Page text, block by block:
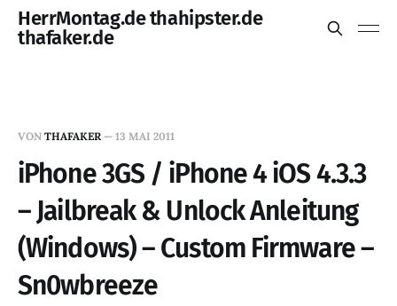
HerrMontag.de thahipster.de
thafaker.de
VON THAFAKER — 13 MAI 2011
iPhone 3GS / iPhone 4 iOS 4.3.3
– Jailbreak & Unlock Anleitung
(Windows) – Custom Firmware –
Sn0wbreeze